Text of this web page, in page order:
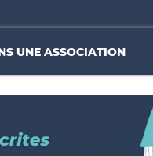
UNE ASSOCIATION